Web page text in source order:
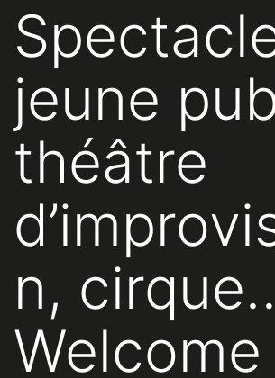
jeune
théâtre
n,
Welcome